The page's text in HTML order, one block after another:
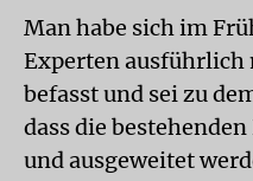
Man habe sich im
Experten
befasst und sei zu
dass die
und ausgeweitet